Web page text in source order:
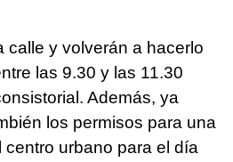
calle y volverán a hacerlo
las 9.30 y las 11.30
Además, ya
los permisos para una
centro urbano para el día